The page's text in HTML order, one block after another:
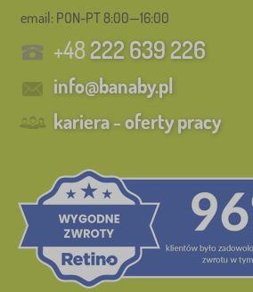
email: PON-PT 8:00—16:00
+48222 639 226
info@banaby.pl
kariera - oferty pracy